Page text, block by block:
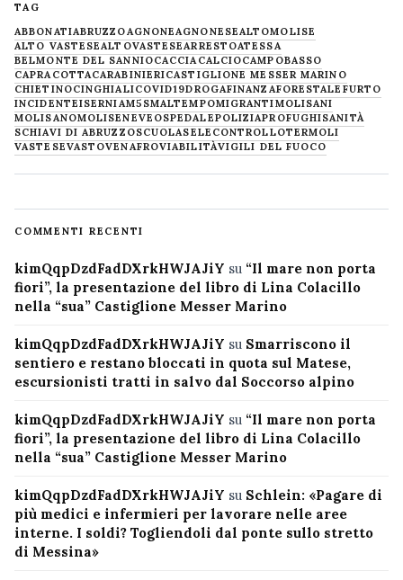
TAG
ABBONATIABRUZZOAGNONEAGNONESEALTOMOLISE
ALTO VASTESEALTOVASTESEARRESTOATESSA
BELMONTE DEL SANNIOCACCIACALCIOCAMPOBASSO
CAPRACOTTACARABINIERICASTIGLIONE MESSER MARINO
CHIETINOCINGHIALICOVID19DROGAFINANZAFORESTALE FURTO
INCIDENTEISERNIAM5SMALTEMPOMIGRANTIMOLISANI
MOLISANOMOLISENEVE OSPEDALEPOLIZIAPROFUGHISANITÀ
SCHIAVI DI ABRUZZOSCUOLASELECONTROLLOTERMOLI
VASTESEVASTOVENAFROVIABILITÀVIGILI DEL FUOCO
COMMENTI RECENTI
kimQqpDzdFadDXrkHWJAJiY su “Il mare non porta
fiori”, la presentazione del libro di Lina Colacillo
nella “sua” Castiglione Messer Marino
kimQqpDzdFadDXrkHWJAJiY su Smarriscono il
sentiero e restano bloccati in quota sul Matese,
escursionisti tratti in salvo dal Soccorso alpino
kimQqpDzdFadDXrkHWJAJiY su “Il mare non porta
fiori”, la presentazione del libro di Lina Colacillo
nella “sua” Castiglione Messer Marino
kimQqpDzdFadDXrkHWJAJiY su Schlein: «Pagare di
più medici e infermieri per lavorare nelle aree
interne. I soldi? Togliendoli dal ponte sullo stretto
di Messina»